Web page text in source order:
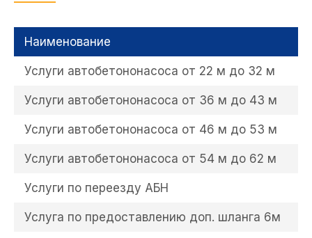
Наименование
Услуги автобетононасоса от 22 м до 32 м
Услуги автобетононасоса от 36 м до 43 м
Услуги автобетононасоса от 46 м до 53 м
Услуги автобетононасоса от 54 м до 62 м
Услуги по переезду АБН
Услуга по предоставлению доп. шланга 6м